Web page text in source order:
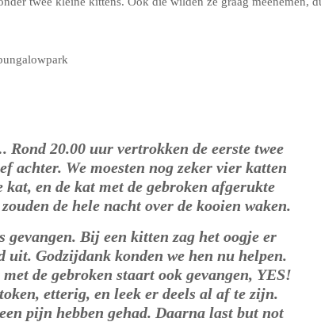
Rond 20.00 uur vertrokken de eerste twee
achter. We moesten nog zeker vier katten
kat, en de kat met de gebroken afgerukte
de hele nacht over de kooien waken.
gevangen. Bij een kitten zag het oogje er
uit. Godzijdank konden we hen nu helpen.
de gebroken staart ook gevangen, YES!
etterig, en leek er deels al af te zijn.
pijn hebben gehad. Daarna last but not